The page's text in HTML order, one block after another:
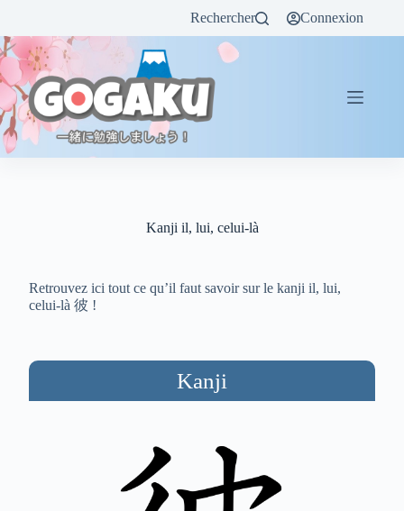
Rechercher Connexion
Kanji il, lui, celui-là
Retrouvez ici tout ce qu’il faut savoir sur le kanji il, lui,
celui-là 彼 !
Kanji